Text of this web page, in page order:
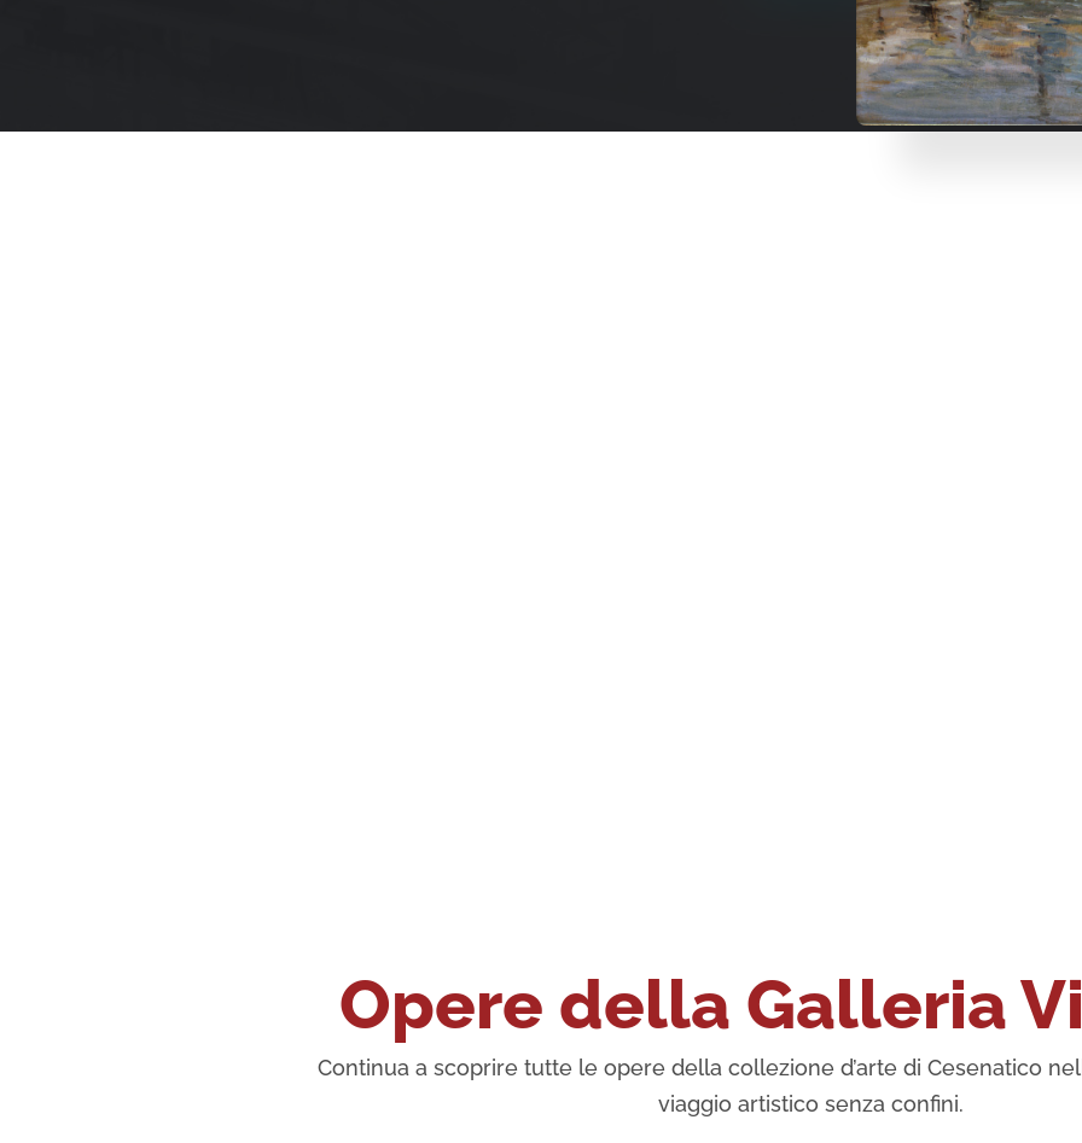
Opere della Galleria
Continua a scoprire tutte le opere della collezione d’arte di Cesenatico
viaggio artistico senza confini.